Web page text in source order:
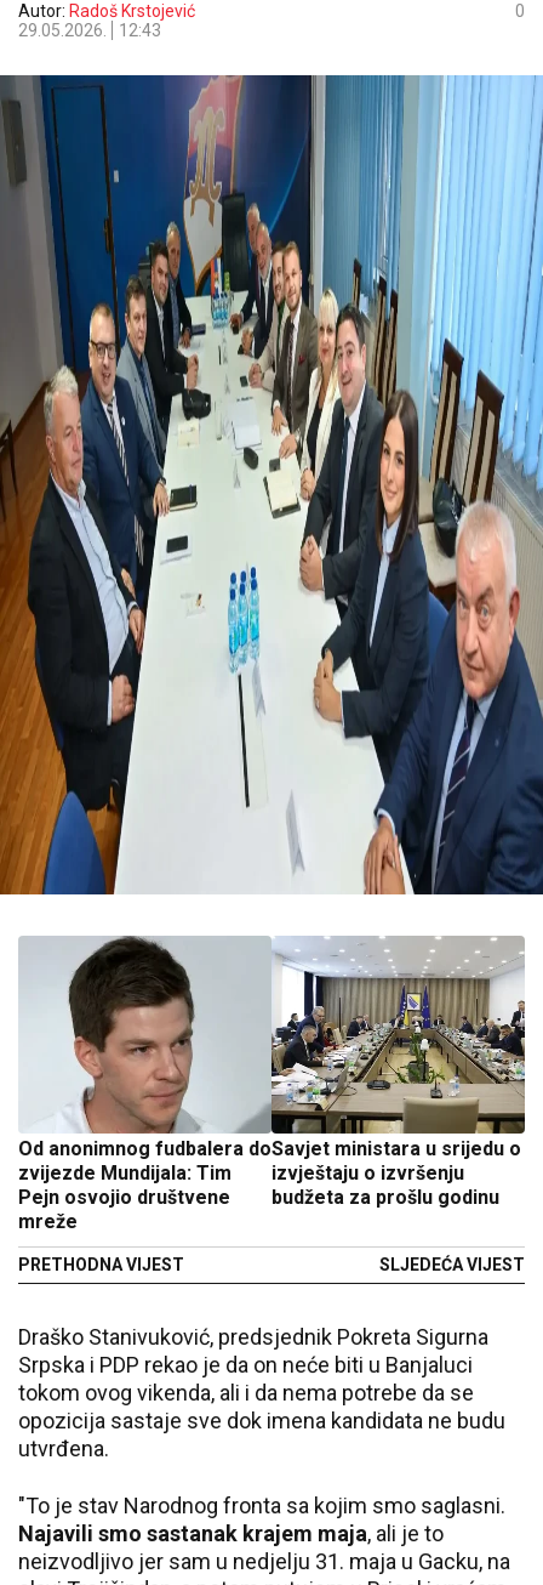
Autor: Radoš Krstojević
29.05.2026.
12:43
0
Od anonimnog fudbalera do
zvijezde Mundijala: Tim
Pejn osvojio društvene
mreže
PRETHODNA VIJEST
Savjet ministara u srijedu o
izvještaju o izvršenju
budžeta za prošlu godinu
SLJEDEĆA VIJEST
Draško Stanivuković, predsjednik Pokreta Sigurna
Srpska i PDP rekao je da on neće biti u Banjaluci
tokom ovog vikenda, ali i da nema potrebe da se
opozicija sastaje sve dok imena kandidata ne budu
utvrđena.
"To je stav Narodnog fronta sa kojim smo saglasni.
Najavili smo sastanak krajem maja, ali je to
neizvodljivo jer sam u nedjelju 31. maja u Gacku, na